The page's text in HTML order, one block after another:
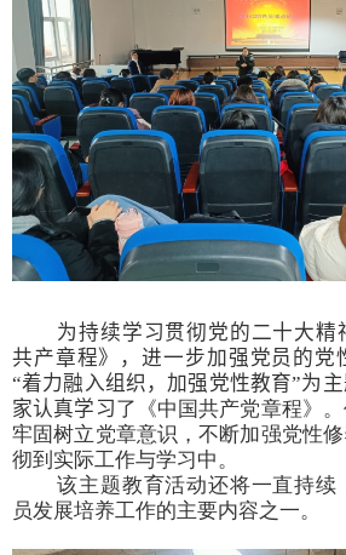
为持续学习贯彻党的二十大精
共产章程》，进一步加强党员的党
“着力融入组织，加强党性教育”为
家认真学习了《中国共产党章程》。
牢固树立党章意识，不断加强党性
彻到实际工作与学习中。
该主题教育活动还将一直持续
员发展培养工作的主要内容之一。